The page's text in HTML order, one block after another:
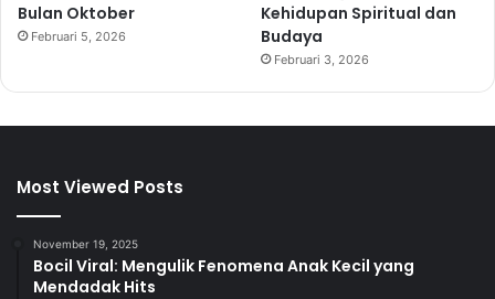
Bulan Oktober
Februari 5, 2026
Kehidupan Spiritual dan
Budaya
Februari 3, 2026
Most Viewed Posts
November 19, 2025
Bocil Viral: Mengulik Fenomena Anak Kecil yang
Mendadak Hits